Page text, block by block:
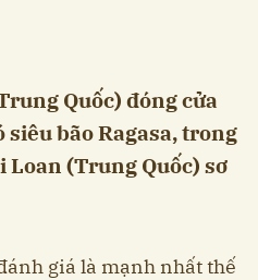
Quốc) đóng cửa
bão Ragasa, trong
(Trung Quốc) sơ
giá là mạnh nhất thế
Hủy